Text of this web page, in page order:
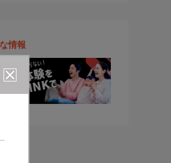
情報